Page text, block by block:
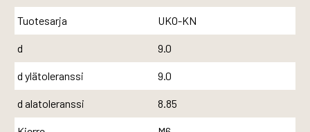
Tuotesarja UKO-KN
d 9.0
d ylätoleranssi 9.0
d alatoleranssi 8.85